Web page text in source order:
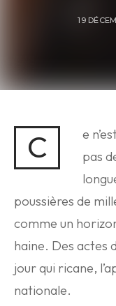
19
C
e
pas
poussières de
comme un
haine. Des actes
jour qui ricane,
nationale.